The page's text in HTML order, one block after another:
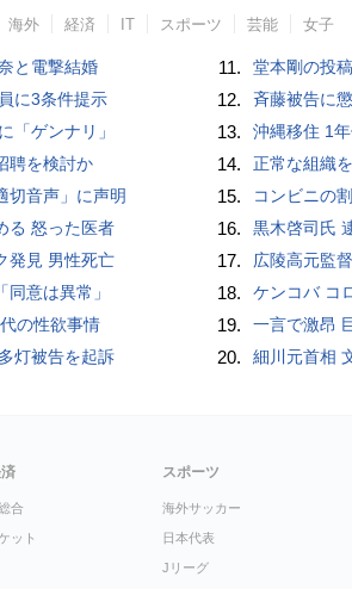
海外 経済 IT スポーツ 芸能 女子
と電撃結婚
に3条件提示
「ゲンナリ」
聘を検討か
切音声」に声明
る 怒った医者
発見 男性死亡
意は異常」
の性欲事情
灯被告を起訴
11. 堂本剛の投
12. 斉藤被告に
13. 沖縄移住 1
14. 正常な組織
15. コンビニの
16. 黒木啓司氏
17. 広陵高元監
18. ケンコバ コ
19. 一言で激昂
20. 細川元首相
済
合
ット
スポーツ
海外サッカー
日本代表
Jリーグ